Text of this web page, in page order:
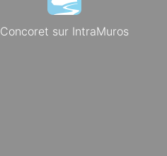
Concoret sur IntraMuros